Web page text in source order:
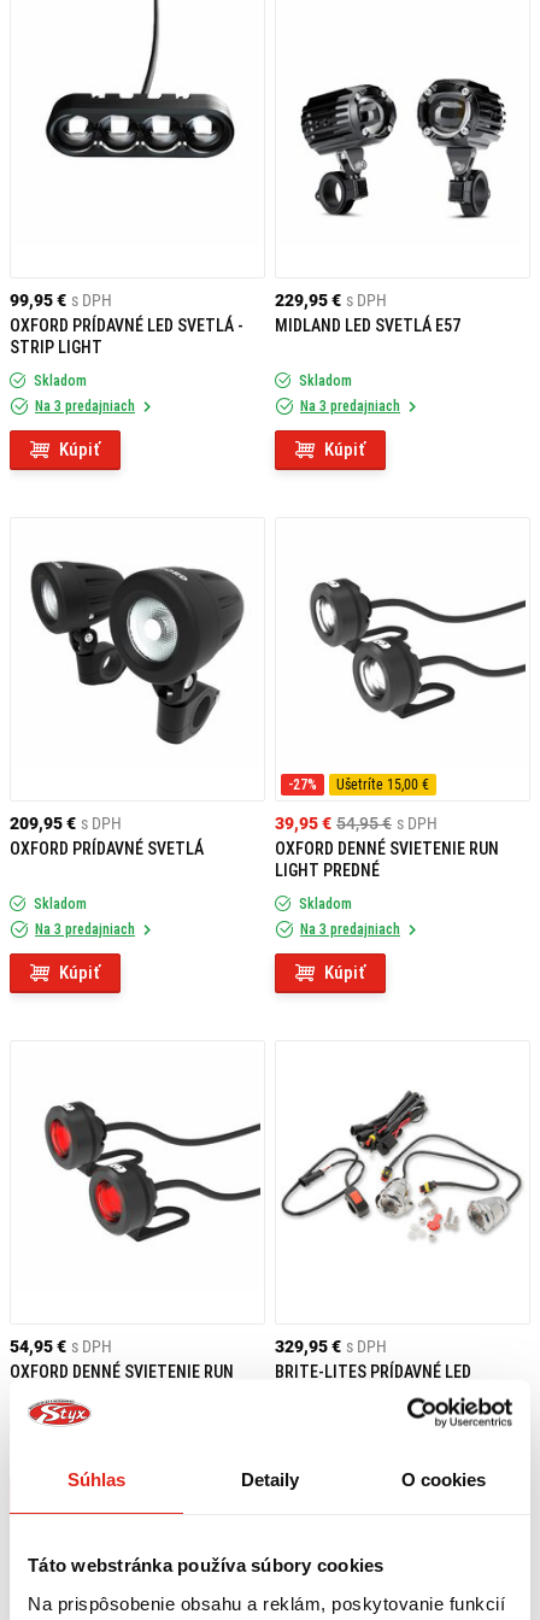
Súhlas Detaily O cookies
Táto webstránka používa súbory cookies
Na prispôsobenie obsahu a reklám, poskytovanie funkcií
99,95 € s DPH
OXFORD PRÍDAVNÉ LED SVETLÁ -
STRIP LIGHT
Skladom
Na 3 predajniach
Kúpiť
229,95 € s DPH
MIDLAND LED SVETLÁ E57
Skladom
Na 3 predajniach
Kúpiť
209,95 € s DPH
OXFORD PRÍDAVNÉ SVETLÁ
Skladom
Na 3 predajniach
Kúpiť
-27% Ušetríte 15,00 €
54,95 €
39,95 €
s DPH
OXFORD DENNÉ SVIETENIE RUN
LIGHT PREDNÉ
Skladom
Na 3 predajniach
Kúpiť
54,95 € s DPH
OXFORD DENNÉ SVIETENIE RUN
Skladom
329,95 € s DPH
BRITE-LITES PRÍDAVNÉ LED
SVETLÁ - BULLET CHRÓMOVÉ